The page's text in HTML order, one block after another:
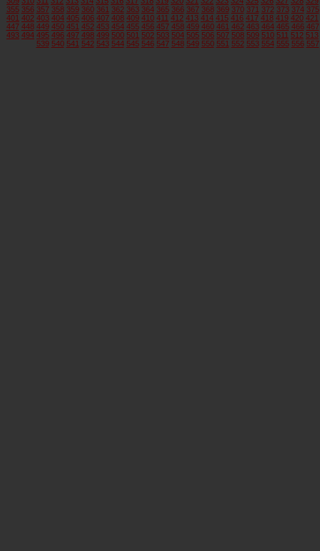
355 356 357 358 359 360 361 362 363 364 365 366 367 368 369 370 371 372 373 374 375
401 402 403 404 405 406 407 408 409 410 411 412 413 414 415 416 417 418 419 420 421
447 448 449 450 451 452 453 454 455 456 457 458 459 460 461 462 463 464 465 466 467
493 494 495 496 497 498 499 500 501 502 503 504 505 506 507 508 509 510 511 512 513
539 540 541 542 543 544 545 546 547 548 549 550 551 552 553 554 555 556 557